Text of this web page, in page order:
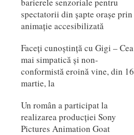
barierele senzoriale pentru
spectatorii din șapte orașe prin
animație accesibilizată
Faceți cunoștință cu Gigi – Cea
mai simpatică și non-
conformistă eroină vine, din 16
martie, la
Un român a participat la
realizarea producției Sony
Pictures Animation Goat